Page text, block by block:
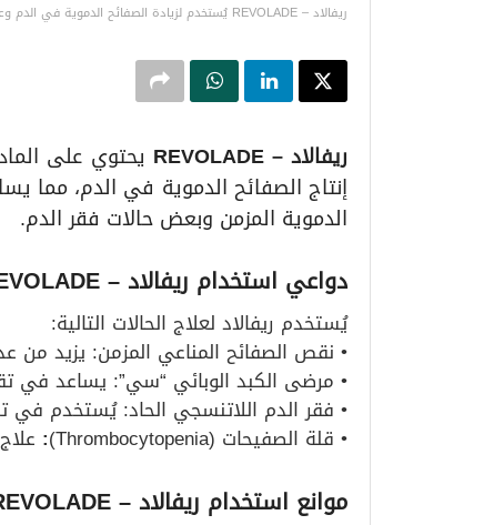
ريفالاد – REVOLADE يُستخدم لزيادة الصفائح الدموية في الدم وعلاج فقر الدم
ريفالاد– REVOLADE
يحتوي على
إنتاج الصفائح الدموية في الدم، مما
الدموية المزمن وبعض حالات فقر الدم.
دواعي استخدام ريفالاد – REVOLADE
يُستخدم ريفالاد لعلاج الحالات التالية:
• نقص الصفائح المناعي المزمن: يزيد من
• مرضى الكبد الوبائي “سي”: يساعد في
• فقر الدم اللاتنسجي الحاد: يُستخدم
• قلة الصفيحات (Thrombocytopenia)
:
موانع استخدام ريفالاد – REVOLADE